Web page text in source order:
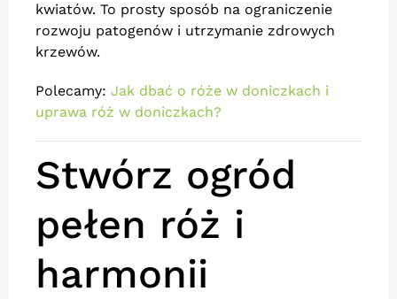
kwiatów. To prosty sposób na ograniczenie
rozwoju patogenów i utrzymanie zdrowych
krzewów.
Polecamy: Jak dbać o róże w doniczkach i
uprawa róż w doniczkach?
Stwórz ogród
pełen róż i
harmonii